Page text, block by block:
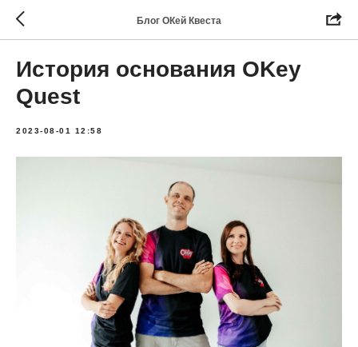
Блог ОКей Квеста
История основания OKey
Quest
2023-08-01 12:58